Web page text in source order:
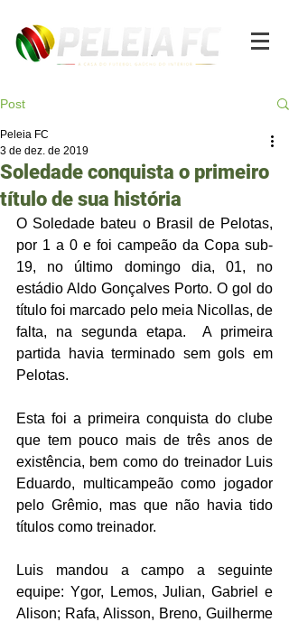
Post
Soledade conquista o primeiro
título de sua história
Peleia FC
3 de dez. de 2019
O Soledade bateu o Brasil de Pelotas,
por 1 a 0 e foi campeão da Copa sub-
19, no último domingo dia, 01, no
estádio Aldo Gonçalves Porto. O gol do
título foi marcado pelo meia Nicollas, de
falta, na segunda etapa.  A primeira
partida havia terminado sem gols em
Pelotas.
Esta foi a primeira conquista do clube
que tem pouco mais de três anos de
existência, bem como do treinador Luis
Eduardo, multicampeão como jogador
pelo Grêmio, mas que não havia tido
títulos como treinador.
Luis mandou a campo a seguinte
equipe: Ygor, Lemos, Julian, Gabriel e
Alison; Rafa, Alisson, Breno, Guilherme